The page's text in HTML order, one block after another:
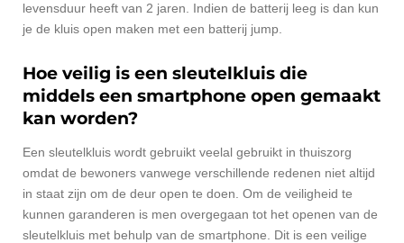
levensduur heeft van 2 jaren. Indien de batterij leeg is dan kun
je de kluis open maken met een batterij jump.
Hoe veilig is een sleutelkluis die
middels een smartphone open gemaakt
kan worden?
Een sleutelkluis wordt gebruikt veelal gebruikt in thuiszorg
omdat de bewoners vanwege verschillende redenen niet altijd
in staat zijn om de deur open te doen. Om de veiligheid te
kunnen garanderen is men overgegaan tot het openen van de
sleutelkluis met behulp van de smartphone. Dit is een veilige